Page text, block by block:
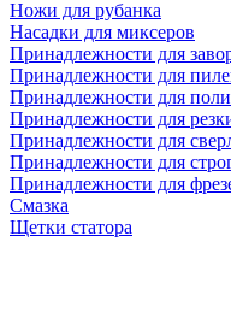
Ножи для рубанка
Насадки для миксеров
Принадлежности для
Принадлежности для
Принадлежности для
Принадлежности для
Принадлежности для
Принадлежности для
Принадлежности для
Смазка
Щетки статора